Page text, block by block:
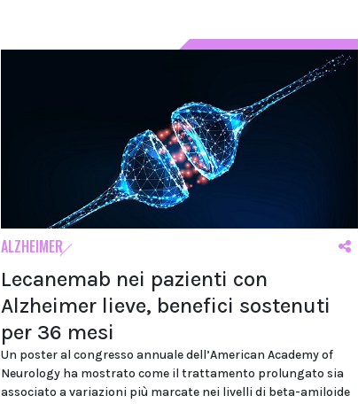
ALZHEIMER
Lecanemab nei pazienti con
Alzheimer lieve, benefici sostenuti
per 36 mesi
Un poster al congresso annuale dell’American Academy of
Neurology ha mostrato come il trattamento prolungato sia
associato a variazioni più marcate nei livelli di beta-amiloide